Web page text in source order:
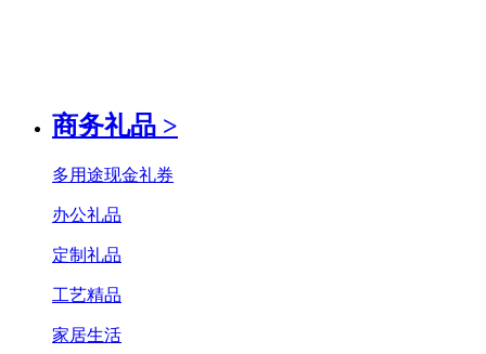
商务礼品 >
多用途现金礼券
办公礼品
定制礼品
工艺精品
家居生活